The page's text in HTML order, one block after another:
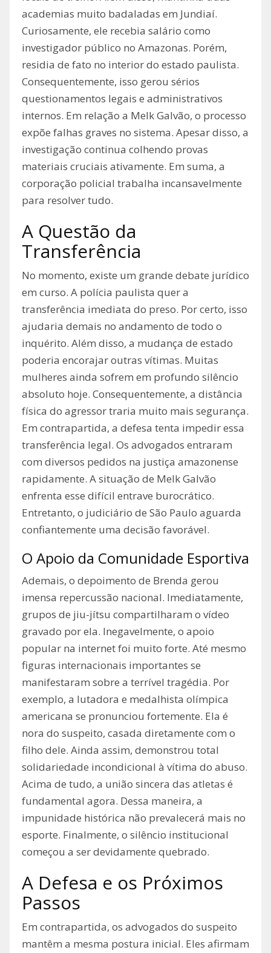
academias muito badaladas em Jundiaí.
Curiosamente, ele recebia salário como
investigador público no Amazonas. Porém,
residia de fato no interior do estado paulista.
Consequentemente, isso gerou sérios
questionamentos legais e administrativos
internos. Em relação a Melk Galvão, o processo
expõe falhas graves no sistema. Apesar disso, a
investigação continua colhendo provas
materiais cruciais ativamente. Em suma, a
corporação policial trabalha incansavelmente
para resolver tudo.
A Questão da
Transferência
No momento, existe um grande debate jurídico
em curso. A polícia paulista quer a
transferência imediata do preso. Por certo, isso
ajudaria demais no andamento de todo o
inquérito. Além disso, a mudança de estado
poderia encorajar outras vítimas. Muitas
mulheres ainda sofrem em profundo silêncio
absoluto hoje. Consequentemente, a distância
física do agressor traria muito mais segurança.
Em contrapartida, a defesa tenta impedir essa
transferência legal. Os advogados entraram
com diversos pedidos na justiça amazonense
rapidamente. A situação de Melk Galvão
enfrenta esse difícil entrave burocrático.
Entretanto, o judiciário de São Paulo aguarda
confiantemente uma decisão favorável.
O Apoio da Comunidade Esportiva
Ademais, o depoimento de Brenda gerou
imensa repercussão nacional. Imediatamente,
grupos de jiu-jítsu compartilharam o vídeo
gravado por ela. Inegavelmente, o apoio
popular na internet foi muito forte. Até mesmo
figuras internacionais importantes se
manifestaram sobre a terrível tragédia. Por
exemplo, a lutadora e medalhista olímpica
americana se pronunciou fortemente. Ela é
nora do suspeito, casada diretamente com o
filho dele. Ainda assim, demonstrou total
solidariedade incondicional à vítima do abuso.
Acima de tudo, a união sincera das atletas é
fundamental agora. Dessa maneira, a
impunidade histórica não prevalecerá mais no
esporte. Finalmente, o silêncio institucional
começou a ser devidamente quebrado.
A Defesa e os Próximos
Passos
Em contrapartida, os advogados do suspeito
mantêm a mesma postura inicial. Eles afirmam